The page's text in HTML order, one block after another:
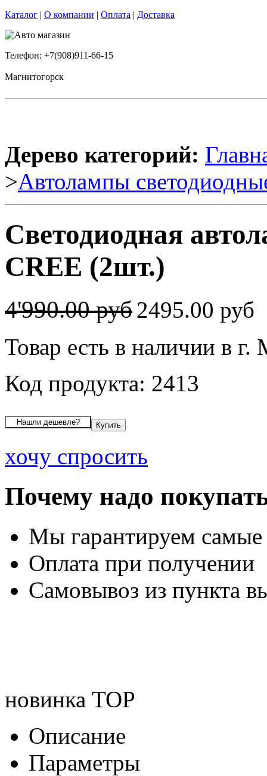
Каталог | О компании | Оплата | Доставка
Телефон: +7(908)911-66-15
Магнитогорск
Дерево категорий:
>Автолампы
Светодиодная
CREE (2шт.)
4'990.00 руб2495.00 руб
Товар есть в наличии в г.
Код продукта: 2413
хочу спросить
Почему надо
Мы гарантируем
Оплата при получении
Самовывоз из пункта
новинка TOP
Описание
Параметры